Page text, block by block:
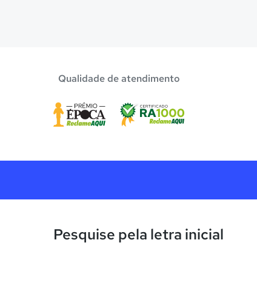
Qualidade de atendimento
Pesquise pela letra inicial